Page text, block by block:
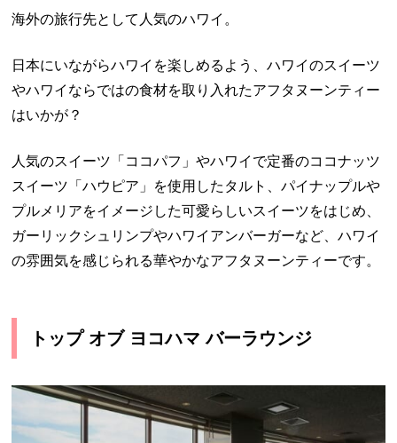
海外の旅行先として人気のハワイ。
日本にいながらハワイを楽しめるよう、ハワイのスイーツ
やハワイならではの食材を取り入れたアフタヌーンティー
はいかが？
人気のスイーツ「ココパフ」やハワイで定番のココナッツ
スイーツ「ハウピア」を使用したタルト、パイナップルや
プルメリアをイメージした可愛らしいスイーツをはじめ、
ガーリックシュリンプやハワイアンバーガーなど、ハワイ
の雰囲気を感じられる華やかなアフタヌーンティーです。
トップ オブ ヨコハマ バーラウンジ